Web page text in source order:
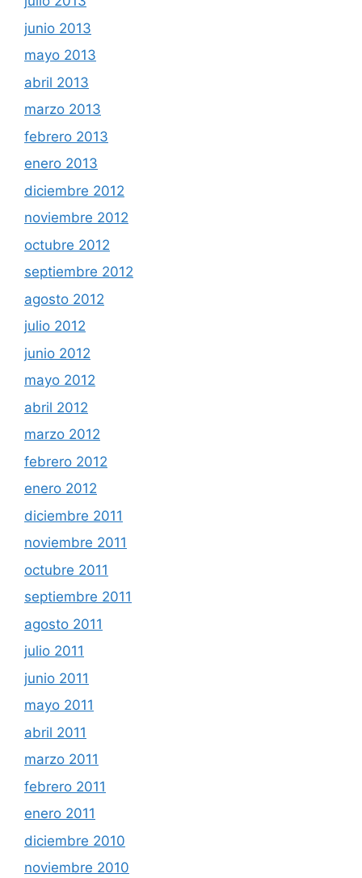
junio 2013
mayo 2013
abril 2013
marzo 2013
febrero 2013
enero 2013
diciembre 2012
noviembre 2012
octubre 2012
septiembre 2012
agosto 2012
julio 2012
junio 2012
mayo 2012
abril 2012
marzo 2012
febrero 2012
enero 2012
diciembre 2011
noviembre 2011
octubre 2011
septiembre 2011
agosto 2011
julio 2011
junio 2011
mayo 2011
abril 2011
marzo 2011
febrero 2011
enero 2011
diciembre 2010
noviembre 2010